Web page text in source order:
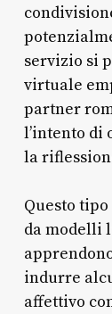
servizio si
virtuale
partner
l’intento di
la
Questo
da modelli
indurre
affettivo